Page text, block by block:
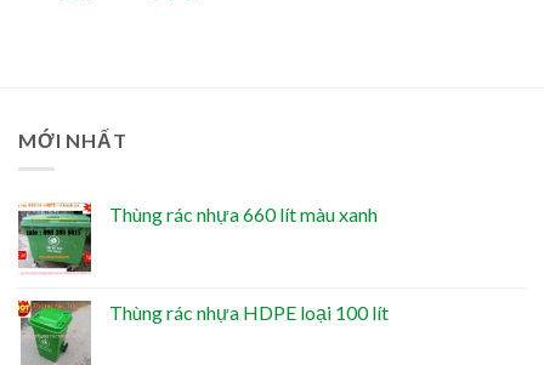
MỚI NHẤT
Thùng rác nhựa 660 lít màu xanh
Thùng rác nhựa HDPE loại 100 lít